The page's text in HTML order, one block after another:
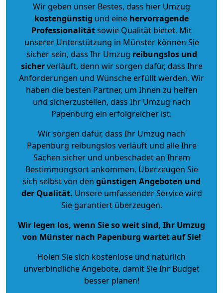
Wir geben unser Bestes, dass hier Umzug
kostengünstig und eine hervorragende
Professionalitätsowie Qualität bietet. Mit
unserer Unterstützung in Münster können Sie
sicher sein, dass Ihr Umzug reibungslos und
sicherverläuft, denn wir sorgen dafür, dass Ihre
Anforderungen und Wünsche erfüllt werden. Wir
haben die besten Partner, um Ihnen zu helfen
und sicherzustellen, dass Ihr Umzug nach
Papenburg ein erfolgreicher ist.
Wir sorgen dafür, dass Ihr Umzug nach
Papenburg reibungslos verläuft und alle Ihre
Sachen sicher und unbeschadet an Ihrem
Bestimmungsort ankommen. Überzeugen Sie
sich selbst von den günstigen Angeboten und
der Qualität. Unsere umfassender Service wird
Sie garantiert überzeugen.
Wir legen los, wenn Sie so weit sind, Ihr Umzug
von Münster nach Papenburg wartet auf Sie!
Holen Sie sich kostenlose und natürlich
unverbindliche Angebote, damit Sie Ihr Budget
besser planen!